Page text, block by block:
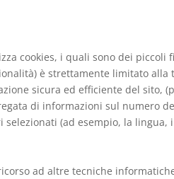
cookies, i quali sono dei
è strettamente limitato
sicura ed efficiente del
di informazioni sul numero
(ad esempio, la
ad altre tecniche